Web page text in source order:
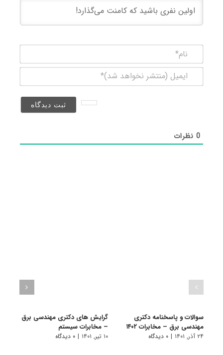
(منتشر
0نظرات
سوالات و پاسخنامه دکتری
مهندسی برق – مخابرات ۱۴۰۲
۲۴ آذر, ۱۴۰۱ | ۰ دیدگاه
گرایش های دکتری ﻣﻬﻨﺪسی ﺑﺮق
– ﻣﺨﺎﺑﺮات سیستم
۱۰ تیر, ۱۴۰۱ | ۰ دیدگاه